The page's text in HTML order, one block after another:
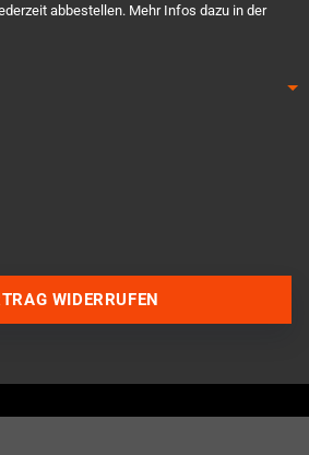
abbestellen. Mehr Infos dazu in der
WIDERRUFEN